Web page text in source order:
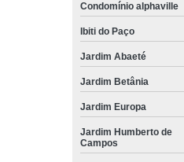
Condomínio alphaville
Ibiti do Paço
Jardim Abaeté
Jardim Betânia
Jardim Europa
Jardim Humberto de
Campos